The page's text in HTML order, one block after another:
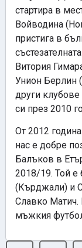
стартира в
Войводина
пристига в
Витория
Унион Берлин
други
си през 2010
От 2012
нас е добре
Балъков в
2018/19. Той е
(Кърджали) и
Славко Матич.
мъжкия